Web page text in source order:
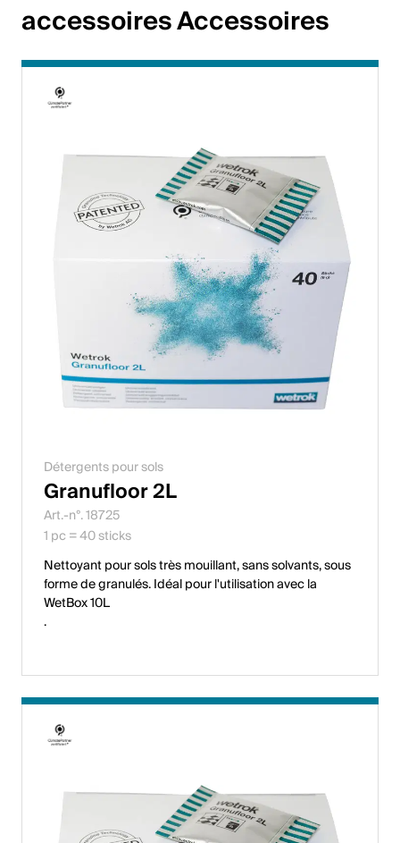
accessoires Accessoires
Détergents pour sols
Granufloor 2L
Art.-n°. 18725
1 pc = 40 sticks
Nettoyant pour sols très mouillant, sans solvants, sous
forme de granulés. Idéal pour l'utilisation avec la
WetBox 10L
.